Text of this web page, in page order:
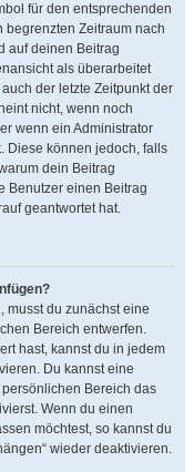
für den entsprechenden
begrenzten Zeitraum nach
auf deinen Beitrag
als überarbeitet
der letzte Zeitpunkt der
nicht, wenn noch
wenn ein Administrator
Diese können jedoch, falls
dein Beitrag
Benutzer einen Beitrag
geantwortet hat.
musst du zunächst eine
Bereich entwerfen.
hast, kannst du in jedem
Du kannst eine
Bereich das
Wenn du einen
möchtest, so kannst du
wieder deaktivieren.